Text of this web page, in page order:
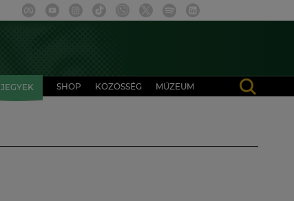
JEGYEK SHOP KÖZÖSSÉG MÚZEUM